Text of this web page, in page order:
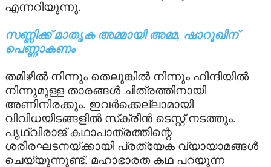
UPCOMING
VIDEO
എന്നറിയുന്നു.
സണ്ണിക്ക് മാതൃക അമ്മായി അമ്മ, ഷാറൂഖിന്
പെണ്ണാകണം
തമിഴില്‍ നിന്നും തെലുങ്കില്‍ നിന്നും ഹിന്ദിയില്‍
നിന്നുമുള്ള താരങ്ങള്‍ ചിത്രത്തിനായി
അണിനിരക്കും. ഇവര്‍ക്കെല്ലാമായി
വിവിധയിടങ്ങളില്‍ സ്‌ക്രീന്‍ ടെസ്റ്റ് നടത്തും.
പൃഥ്വിരാജ് കഥാപാത്രത്തിന്റെ
ശരീരഘടനയ്ക്കായി പ്രത്യേക വ്യായാമങ്ങള്‍
ചെയ്യുന്നുണ്ട്. മഹാഭാരത കഥ പറയുന്ന